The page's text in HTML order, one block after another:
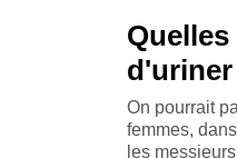
On pourrait
femmes,
les